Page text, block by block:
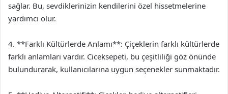
sağlar. Bu, sevdiklerinizin kendilerini özel hissetmelerine
yardımcı olur.
4. **Farklı Kültürlerde Anlamı**: Çiçeklerin farklı kültürlerde
farklı anlamları vardır. Ciceksepeti, bu çeşitliliği göz önünde
bulundurarak, kullanıcılarına uygun seçenekler sunmaktadır.